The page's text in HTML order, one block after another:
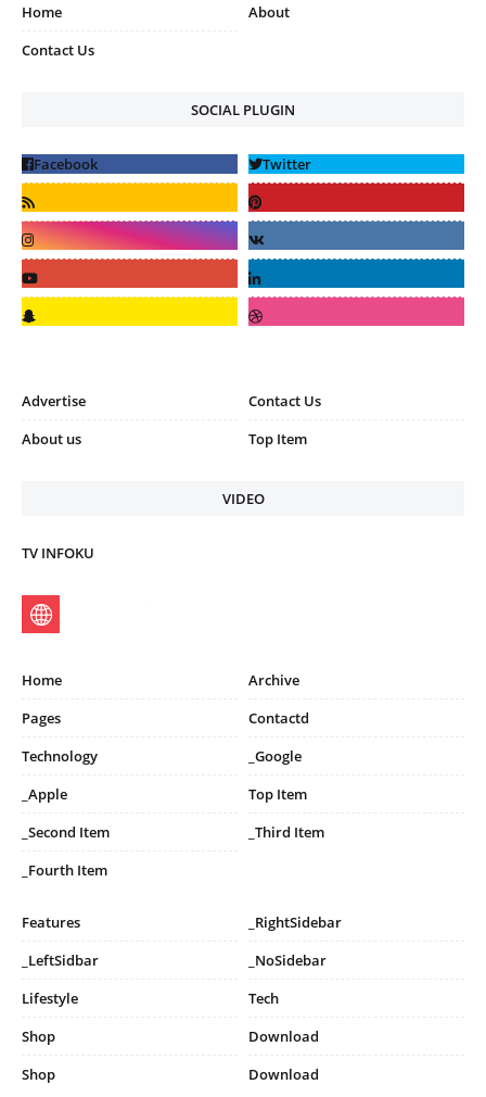
Home
About
Contact Us
SOCIAL PLUGIN
Advertise
Contact Us
About us
Top Item
VIDEO
TV INFOKU
Home
Archive
Pages
Contactd
Technology
_Google
_Apple
Top Item
_Second Item
_Third Item
_Fourth Item
Features
_RightSidebar
_LeftSidbar
_NoSidebar
Lifestyle
Tech
Shop
Download
Shop
Download